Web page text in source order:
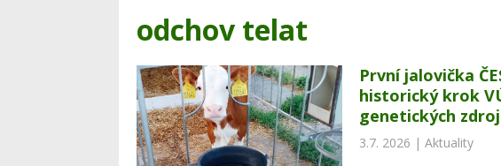
odchov telat
První jalovička
historický krok
genetických
3.7. 2026 | Aktuality